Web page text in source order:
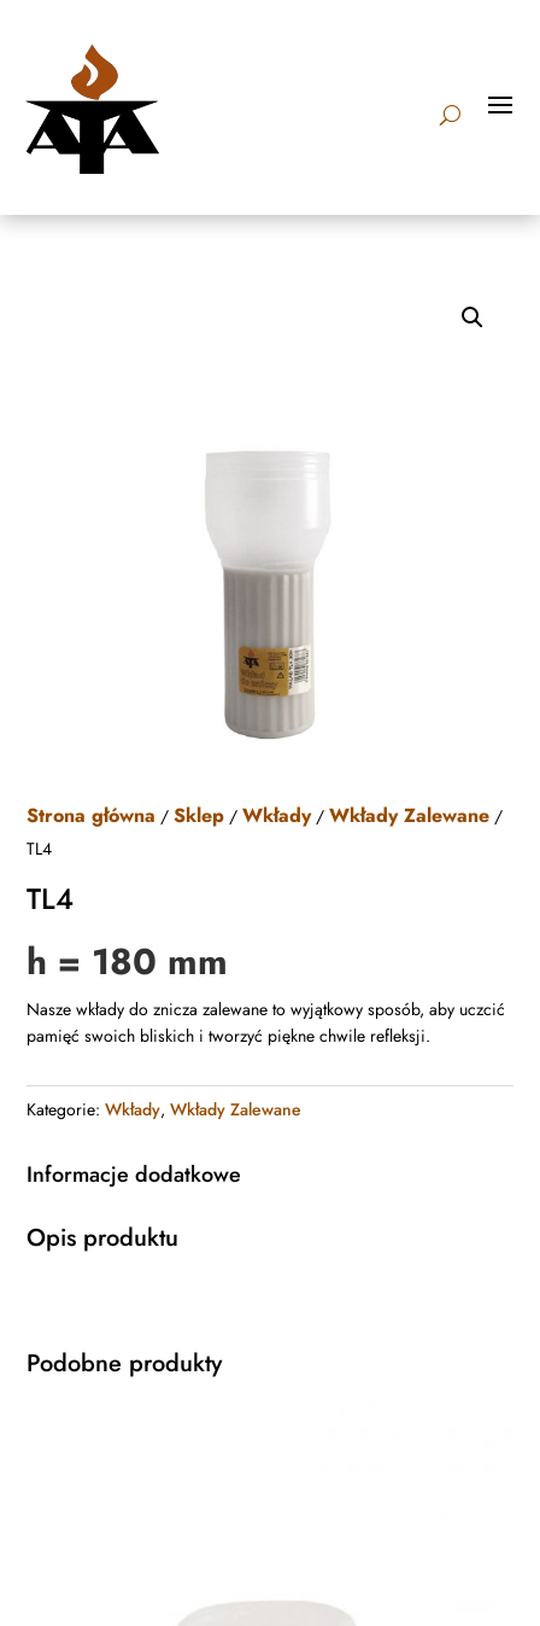
Strona główna /Sklep /Wkłady/Wkłady Zalewane /
TL4
TL4
h = 180 mm
Nasze wkłady do znicza zalewane to wyjątkowy sposób, aby uczcić
pamięć swoich bliskich i tworzyć piękne chwile refleksji.
Kategorie:Wkłady,Wkłady Zalewane
Informacje dodatkowe
Opis produktu
Podobne produkty